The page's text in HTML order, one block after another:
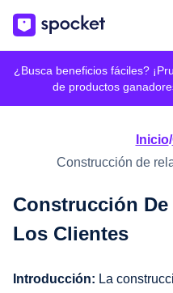
¿Busca beneficios fáciles?
de productos
Inicio/
Construcción de
Construcción
Los Clientes
Introducción: La